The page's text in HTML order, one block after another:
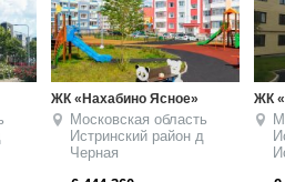
ЖК «Нахабино Сквер»
Московская область
Истринский район д
Исаково
ЖК